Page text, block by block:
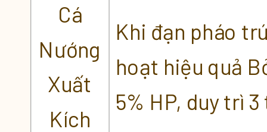
Cá
Nướng
Xuất
Kích
Khi đạn pháo
hoạt hiệu quả
5% HP, duy trì